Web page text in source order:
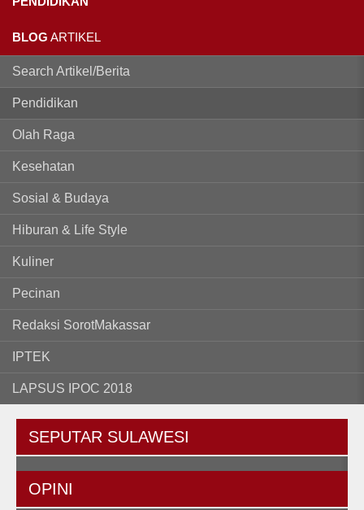
BLOG ARTIKEL
Search Artikel/Berita
Pendidikan
Olah Raga
Kesehatan
Sosial & Budaya
Hiburan & Life Style
Kuliner
Pecinan
Redaksi SorotMakassar
IPTEK
LAPSUS IPOC 2018
SEPUTAR SULAWESI
OPINI